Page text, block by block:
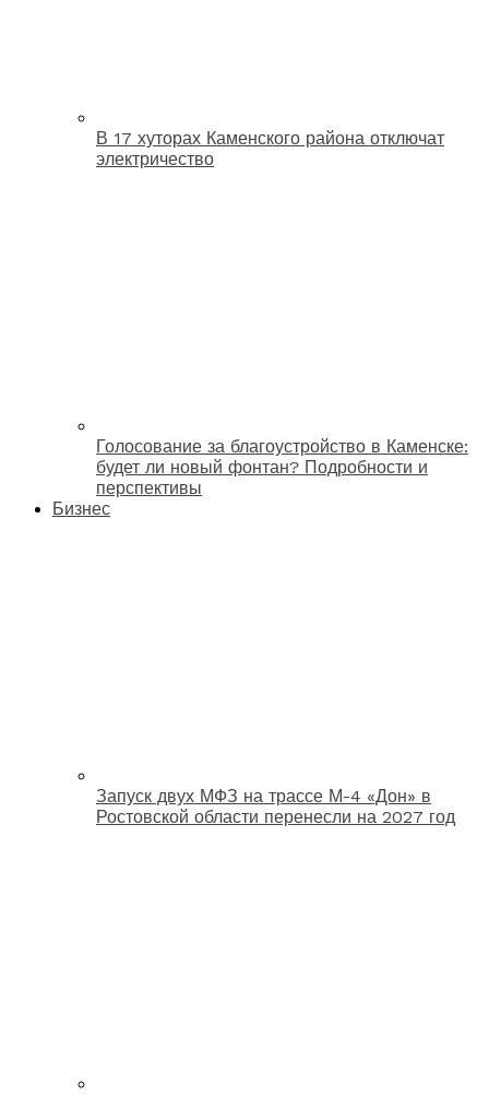
В 17 хуторах Каменского района отключат
электричество
Голосование за благоустройство в Каменске:
будет ли новый фонтан? Подробности и
перспективы
Бизнес
Запуск двух МФЗ на трассе М-4 «Дон» в
Ростовской области перенесли на 2027 год